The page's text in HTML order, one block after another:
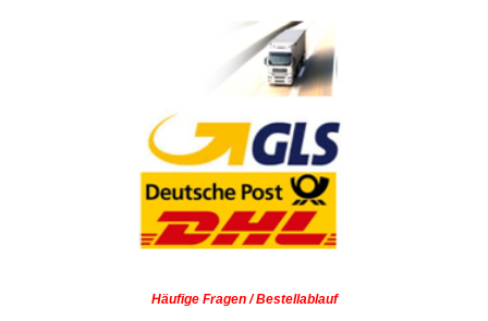
Häufige Fragen / Bestellablauf